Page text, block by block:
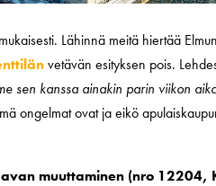
Lähinnä meitä hiertää
vetävän esityksen pois.
sen kanssa ainakin parin viikon
ongelmat ovat ja eikö
muuttaminen (nro 12204,